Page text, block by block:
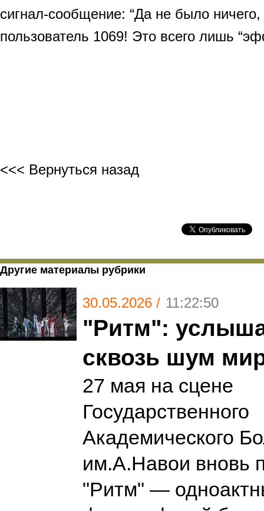
сигнал-сообщение: “Да не было
пользователь 1069! Это всего лишь
<<< Вернуться назад
Другие материалы рубрики
30.05.2026 / 11:22:50
"Ритм":
сквозь шум
27 мая на сцене
Государственного
Академического
им.А.Навои вновь
"Ритм" —